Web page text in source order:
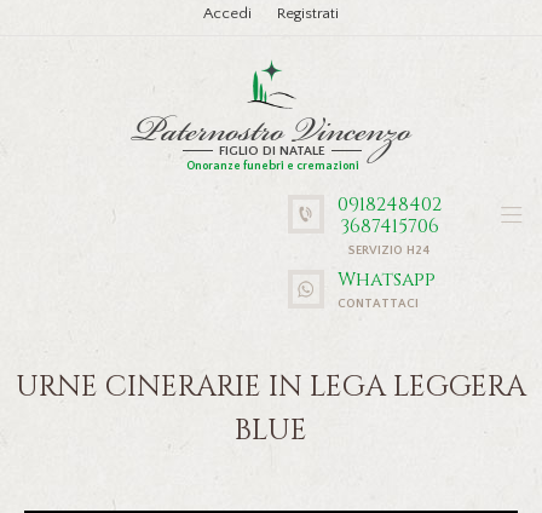
Accedi
Registrati
Paternostro Vincenzo
FIGLIO DI NATALE
Onoranze funebri e cremazioni
0918248402
3687415706
SERVIZIO H24
Whatsapp
CONTATTACI
URNE CINERARIE IN LEGA LEGGERA
BLUE